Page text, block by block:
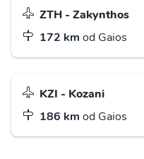
ZTH - Zakynthos
172 km od Gaios
KZI - Kozani
186 km od Gaios